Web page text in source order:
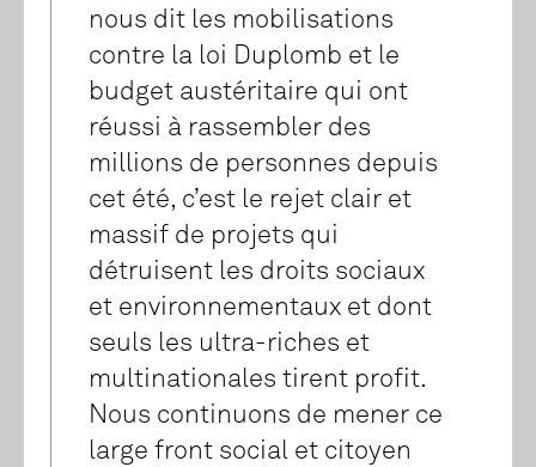
nous dit les mobilisations
contre la loi Duplomb et le
budget austéritaire qui ont
réussi à rassembler des
millions de personnes depuis
cet été, c’est le rejet clair et
massif de projets qui
détruisent les droits sociaux
et environnementaux et dont
seuls les ultra-riches et
multinationales tirent profit.
Nous continuons de mener ce
large front social et citoyen